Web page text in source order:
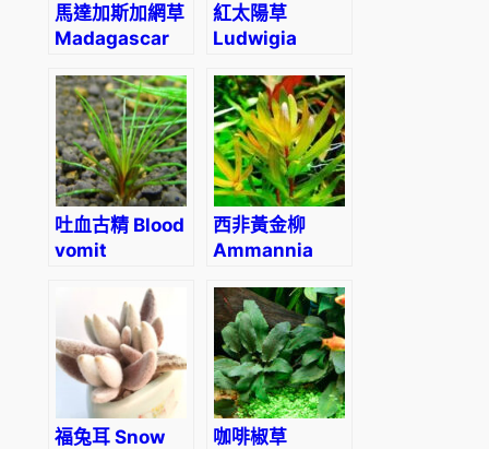
馬達加斯加網草
Madagascar
(Aponogeton
madagascariensis)
紅太陽草
Ludwigia
meta.
‘Pantanal’
吐血古精 Blood
vomit
sp. Australia
red)
西非黃金柳
Ammannia
‘Golden’
福兔耳 Snow
咖啡椒草